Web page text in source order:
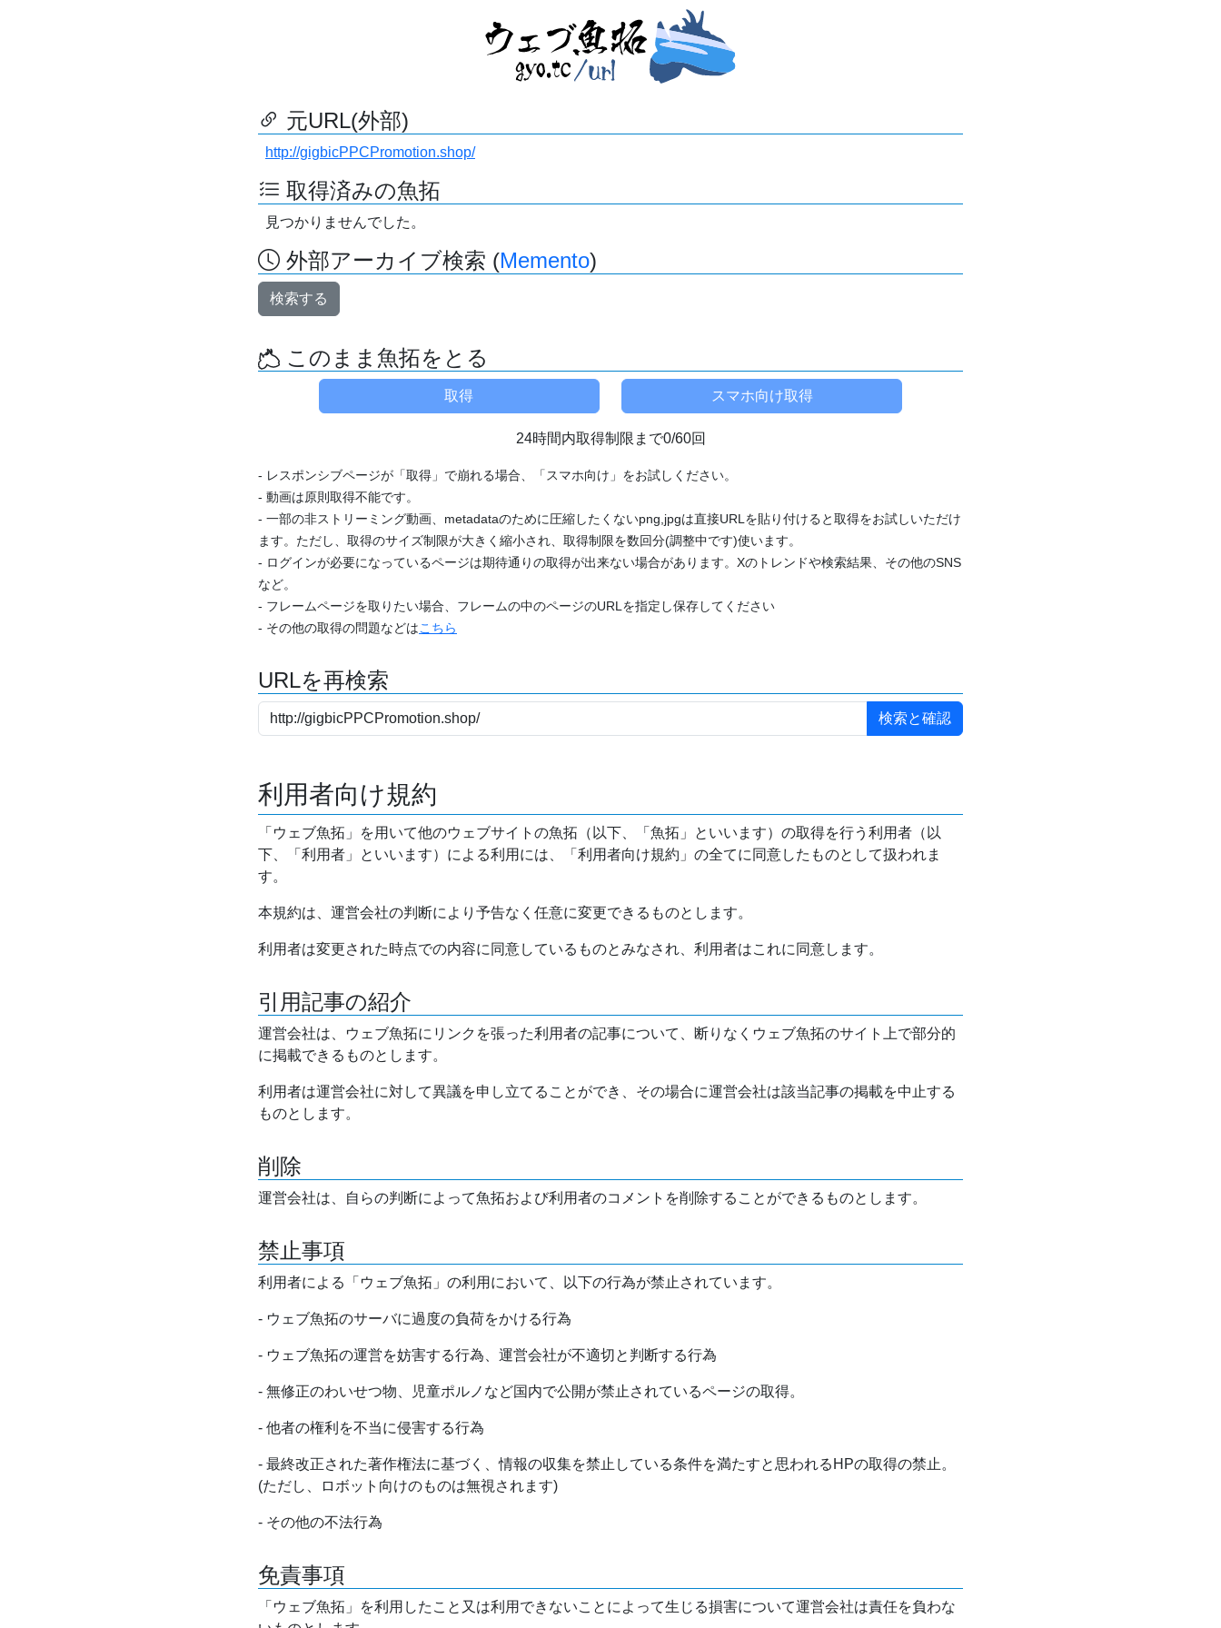
元URL(外部)
http://gigbicPPCPromotion.shop/
取得済みの魚拓
見つかりませんでした。
外部アーカイブ検索 (Memento)
検索する
このまま魚拓をとる
24時間内取得制限まで0/60回
- レスポンシブページが「取得」で崩れる場合、「スマホ向け」をお試しください。
- 動画は原則取得不能です。
- 一部の非ストリーミング動画、metadataのために圧縮したくないpng,jpgは直接URLを貼り付けると取得をお試しいただけ
ます。ただし、取得のサイズ制限が大きく縮小され、取得制限を数回分(調整中です)使います。
- ログインが必要になっているページは期待通りの取得が出来ない場合があります。Xのトレンドや検索結果、その他のSNS
など。
- フレームページを取りたい場合、フレームの中のページのURLを指定し保存してください
- その他の取得の問題などはこちら
URLを再検索
利用者向け規約
「ウェブ魚拓」を用いて他のウェブサイトの魚拓（以下、「魚拓」といいます）の取得を行う利用者（以
下、「利用者」といいます）による利用には、「利用者向け規約」の全てに同意したものとして扱われま
す。
本規約は、運営会社の判断により予告なく任意に変更できるものとします。
利用者は変更された時点での内容に同意しているものとみなされ、利用者はこれに同意します。
引用記事の紹介
運営会社は、ウェブ魚拓にリンクを張った利用者の記事について、断りなくウェブ魚拓のサイト上で部分的
に掲載できるものとします。
利用者は運営会社に対して異議を申し立てることができ、その場合に運営会社は該当記事の掲載を中止する
ものとします。
削除
運営会社は、自らの判断によって魚拓および利用者のコメントを削除することができるものとします。
禁止事項
利用者による「ウェブ魚拓」の利用において、以下の行為が禁止されています。
- ウェブ魚拓のサーバに過度の負荷をかける行為
- ウェブ魚拓の運営を妨害する行為、運営会社が不適切と判断する行為
- 無修正のわいせつ物、児童ポルノなど国内で公開が禁止されているページの取得。
- 他者の権利を不当に侵害する行為
- 最終改正された著作権法に基づく、情報の収集を禁止している条件を満たすと思われるHPの取得の禁止。
(ただし、ロボット向けのものは無視されます)
- その他の不法行為
免責事項
「ウェブ魚拓」を利用したこと又は利用できないことによって生じる損害について運営会社は責任を負わな